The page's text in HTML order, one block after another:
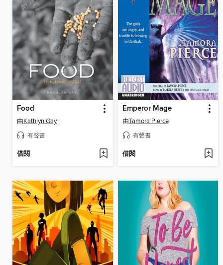
Food
由Kathlyn Gay
有聲書
借閱
Emperor Mage
由Tamora Pierce
有聲書
借閱